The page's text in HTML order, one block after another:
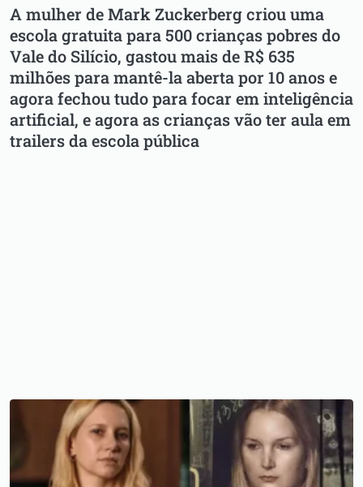
A mulher de Mark Zuckerberg criou uma
escola gratuita para 500 crianças pobres do
Vale do Silício, gastou mais de R$ 635
milhões para mantê-la aberta por 10 anos e
agora fechou tudo para focar em inteligência
artificial, e agora as crianças vão ter aula em
trailers da escola pública